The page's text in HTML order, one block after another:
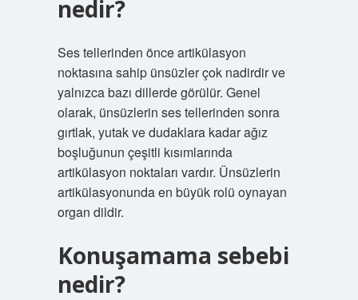
nedir?
Ses tellerinden önce artikülasyon
noktasına sahip ünsüzler çok nadirdir ve
yalnızca bazı dillerde görülür. Genel
olarak, ünsüzlerin ses tellerinden sonra
gırtlak, yutak ve dudaklara kadar ağız
boşluğunun çeşitli kısımlarında
artikülasyon noktaları vardır. Ünsüzlerin
artikülasyonunda en büyük rolü oynayan
organ dildir.
Konuşamama sebebi
nedir?